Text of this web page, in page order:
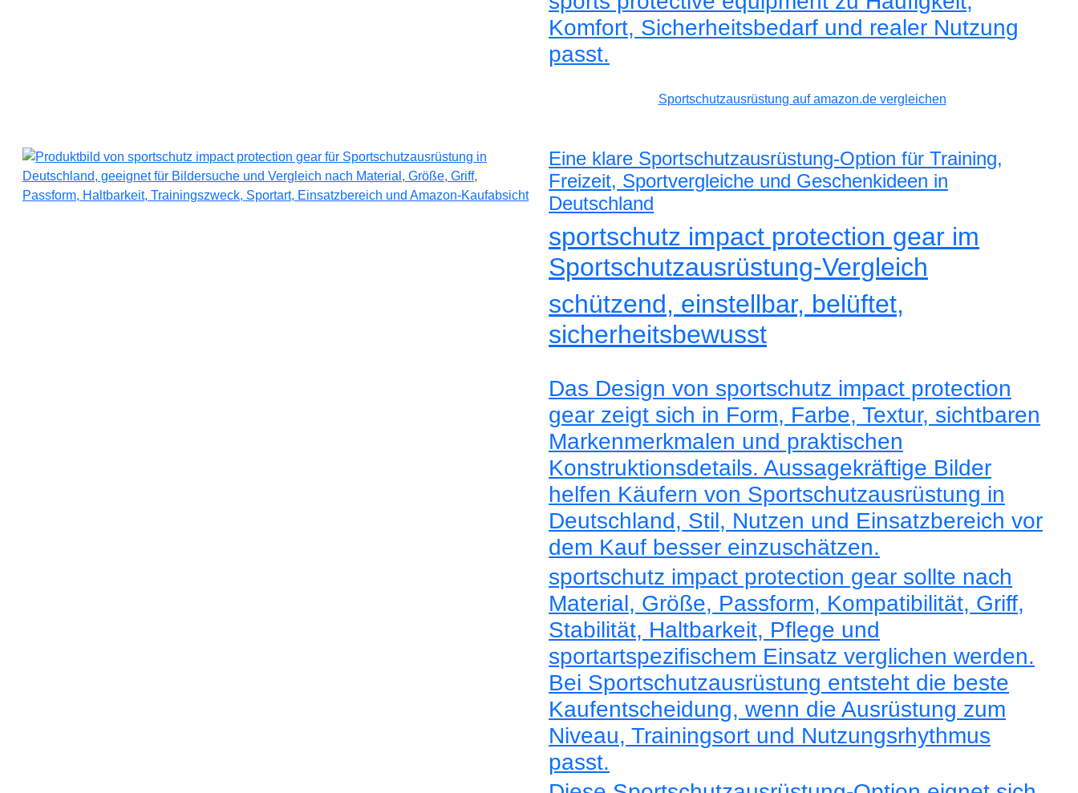
Komfort, Sicherheitsbedarf und realer Nutzung
passt.
Sportschutzausrüstung auf amazon.de vergleichen
Eine klare Sportschutzausrüstung-Option für Training,
Freizeit, Sportvergleiche und Geschenkideen in
Deutschland
sportschutz impact protection gear im
Sportschutzausrüstung-Vergleich
schützend, einstellbar, belüftet,
sicherheitsbewusst
Das Design von sportschutz impact protection
gear zeigt sich in Form, Farbe, Textur, sichtbaren
Markenmerkmalen und praktischen
Konstruktionsdetails. Aussagekräftige Bilder
helfen Käufern von Sportschutzausrüstung in
Deutschland, Stil, Nutzen und Einsatzbereich vor
dem Kauf besser einzuschätzen.
sportschutz impact protection gear sollte nach
Material, Größe, Passform, Kompatibilität, Griff,
Stabilität, Haltbarkeit, Pflege und
sportartspezifischem Einsatz verglichen werden.
Bei Sportschutzausrüstung entsteht die beste
Kaufentscheidung, wenn die Ausrüstung zum
Niveau, Trainingsort und Nutzungsrhythmus
passt.